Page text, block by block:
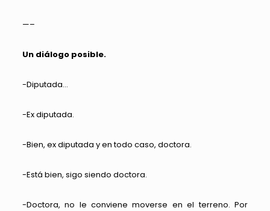
—–
Un diálogo posible.
-Diputada…
-Ex diputada.
-Bien, ex diputada y en todo caso, doctora.
-Está bien, sigo siendo doctora.
-Doctora, no le conviene moverse en el terreno. Por